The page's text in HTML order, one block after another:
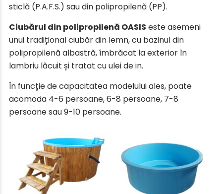
sticlă (P.A.F.S.) sau din polipropilenă (PP).
Ciubărul din polipropilenă OASIS este asemeni
unui tradițional ciubăr din lemn, cu bazinul din
polipropilenă albastră, îmbrăcat la exterior în
lambriu lăcuit și tratat cu ulei de in.
În funcție de capacitatea modelului ales, poate
acomoda 4-6 persoane, 6-8 persoane, 7-8
persoane sau 9-10 persoane.